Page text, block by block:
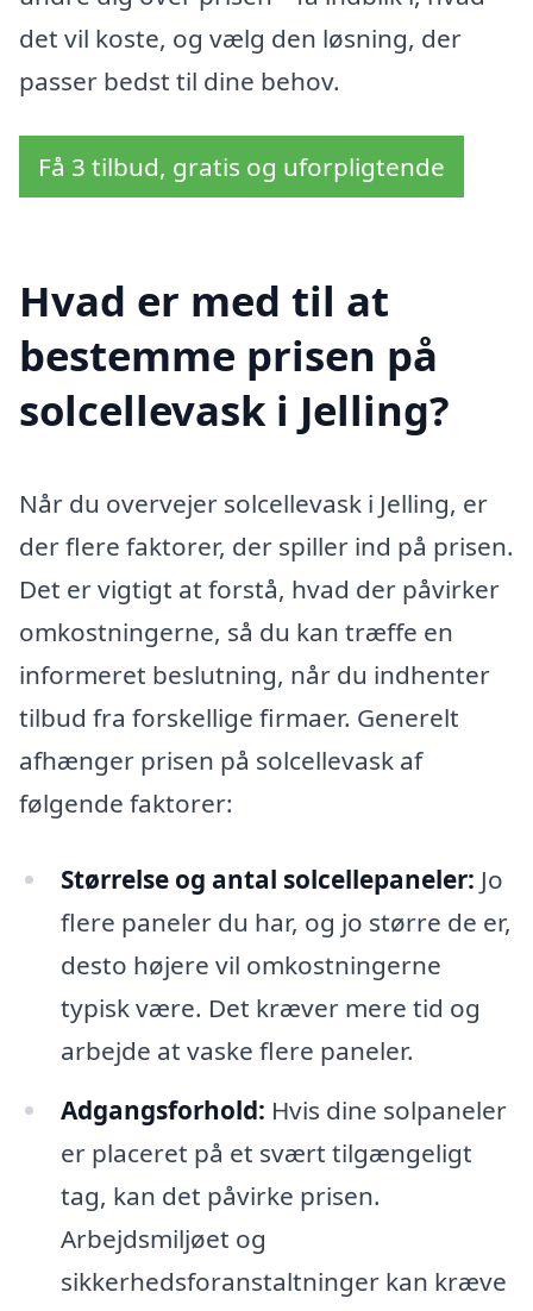
det vil koste, og vælg den løsning, der
passer bedst til dine behov.
Få 3 tilbud, gratis og uforpligtende
Hvad er med til at
bestemme prisen på
solcellevask i Jelling?
Når du overvejer solcellevask i Jelling, er
der flere faktorer, der spiller ind på prisen.
Det er vigtigt at forstå, hvad der påvirker
omkostningerne, så du kan træffe en
informeret beslutning, når du indhenter
tilbud fra forskellige firmaer. Generelt
afhænger prisen på solcellevask af
følgende faktorer:
Størrelse og antal solcellepaneler: Jo
flere paneler du har, og jo større de er,
desto højere vil omkostningerne
typisk være. Det kræver mere tid og
arbejde at vaske flere paneler.
Adgangsforhold: Hvis dine solpaneler
er placeret på et svært tilgængeligt
tag, kan det påvirke prisen.
Arbejdsmiljøet og
sikkerhedsforanstaltninger kan kræve